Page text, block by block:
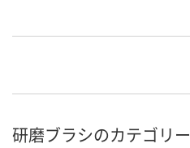
研磨ブラシのカテゴリー